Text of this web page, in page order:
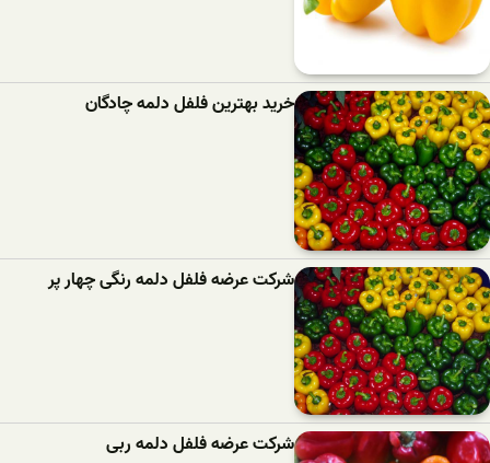
خرید بهترین فلفل دلمه‌ چادگان
شرکت عرضه فلفل دلمه رنگی چهار پر
شرکت عرضه فلفل دلمه ربی